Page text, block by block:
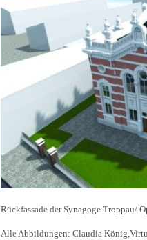
Rückfassade der Synagoge Troppau/
Alle Abbildungen: Claudia